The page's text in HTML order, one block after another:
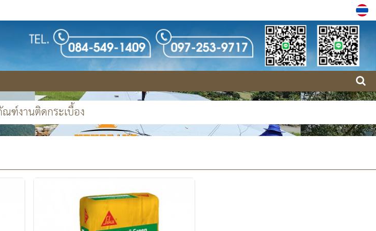
ฑ์งานติดกระเบื้อง